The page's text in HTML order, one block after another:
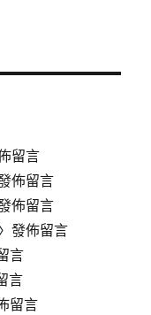
留言
佈留言
佈留言
發佈留言
言
言
留言